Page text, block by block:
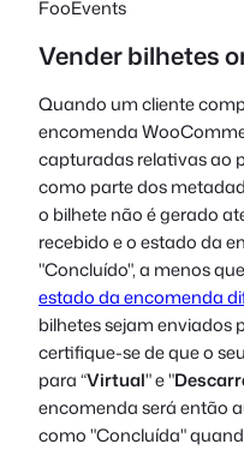
FooEvents
Vender bilhetes
Quando um cliente
encomenda
capturadas relativas ao
como parte dos
o bilhete não é gerado
recebido e o estado da
"Concluído", a menos
estado da encomenda
bilhetes sejam
certifique-se de que o
para “Virtual" e "
encomenda será então
como "Concluída"